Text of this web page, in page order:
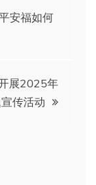
安福如何
展2025年
传活动